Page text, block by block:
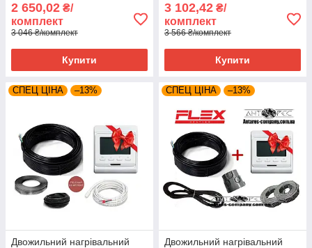
2 650,02 ₴/
комплект
3 046 ₴/комплект
Купити
3 102,42 ₴/
комплект
3 566 ₴/комплект
Купити
СПЕЦ ЦІНА –13%
Двожильний нагрівальний
СПЕЦ ЦІНА –13%
Двожильний нагрівальний